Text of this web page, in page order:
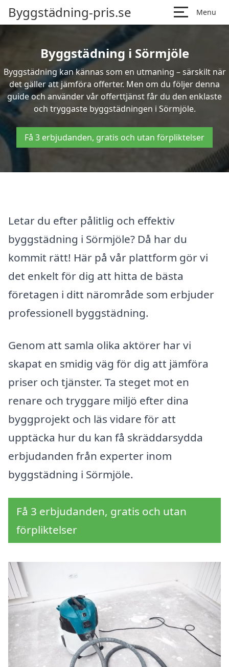
Byggstädning-pris.se Menu
Byggstädning i Sörmjöle
Byggstädning kan kännas som en utmaning – särskilt när
det gäller att jämföra offerter. Men om du följer denna
guide och använder vår offerttjänst får du den enklaste
och tryggaste byggstädningen i Sörmjöle.
Få 3 erbjudanden, gratis och utan förpliktelser
Letar du efter pålitlig och effektiv
byggstädning i Sörmjöle? Då har du
kommit rätt! Här på vår plattform gör vi
det enkelt för dig att hitta de bästa
företagen i ditt närområde som erbjuder
professionell byggstädning.
Genom att samla olika aktörer har vi
skapat en smidig väg för dig att jämföra
priser och tjänster. Ta steget mot en
renare och tryggare miljö efter dina
byggprojekt och läs vidare för att
upptäcka hur du kan få skräddarsydda
erbjudanden från experter inom
byggstädning i Sörmjöle.
Få 3 erbjudanden, gratis och utan
förpliktelser